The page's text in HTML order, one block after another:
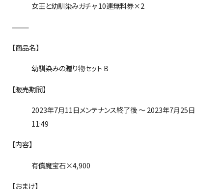
女王と幼馴染みガチャ 10連無料券×2
———
【商品名】
幼馴染みの贈り物セット B
【販売期間】
2023年7月11日メンテナンス終了後 ～ 2023年7月25日
11:49
【内容】
有償魔宝石×4,900
【おまけ】